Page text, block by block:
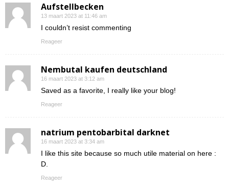
Aufstellbecken
13 maart 2023 at 11:46 am
I couldn’t resist commenting
Reageer
Nembutal kaufen deutschland
16 maart 2023 at 3:12 am
Saved as a favorite, I really like your blog!
Reageer
natrium pentobarbital darknet
16 maart 2023 at 3:34 am
I like this site because so much utile material on here :
D.
Reageer